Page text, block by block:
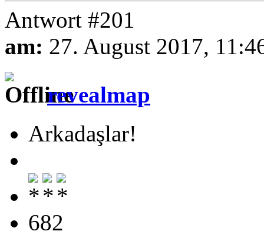
Antwort #201
am: 27. August 2017,
revealmap
Arkadaşlar!
682